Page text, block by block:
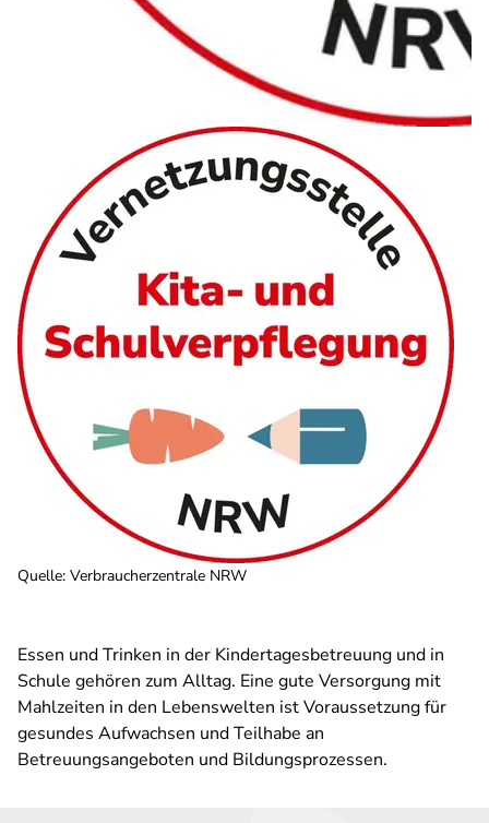
Quelle: Verbraucherzentrale NRW
Essen und Trinken in der Kindertagesbetreuung und in
Schule gehören zum Alltag. Eine gute Versorgung mit
Mahlzeiten in den Lebenswelten ist Voraussetzung für
gesundes Aufwachsen und Teilhabe an
Betreuungsangeboten und Bildungsprozessen.